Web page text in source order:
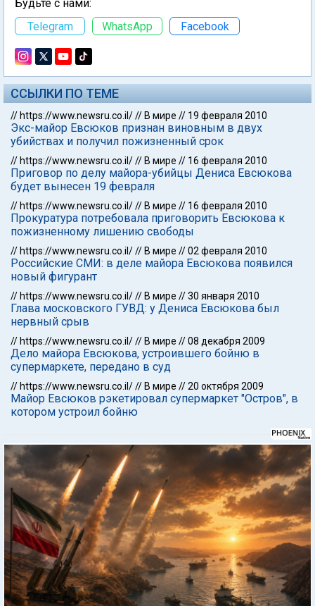
Будьте с нами:
Telegram
WhatsApp Facebook
ССЫЛКИ ПО ТЕМЕ
// https://www.newsru.co.il/// В мире // 19 февраля 2010
Экс-майор Евсюков признан виновным в двух
убийствах и получил пожизненный срок
// https://www.newsru.co.il/// В мире // 16 февраля 2010
Приговор по делу майора-убийцы Дениса Евсюкова
будет вынесен 19 февраля
// https://www.newsru.co.il/// В мире // 16 февраля 2010
Прокуратура потребовала приговорить Евсюкова к
пожизненному лишению свободы
// https://www.newsru.co.il/// В мире //02 февраля 2010
Российские СМИ: в деле майора Евсюкова появился
новый фигурант
// https://www.newsru.co.il/// В мире //30 января 2010
Глава московского ГУВД: у Дениса Евсюкова был
нервный срыв
// https://www.newsru.co.il/// В мире //08 декабря 2009
Дело майора Евсюкова, устроившего бойню в
супермаркете, передано в суд
// https://www.newsru.co.il/// В мире //20 октября 2009
Майор Евсюков рэкетировал супермаркет "Остров", в
котором устроил бойню